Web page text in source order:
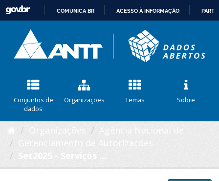
CONTEÚDO
COMUNICA BR ACESSO À INFORMAÇÃO
Conjuntos de
dados
Organizações Temas Sobre